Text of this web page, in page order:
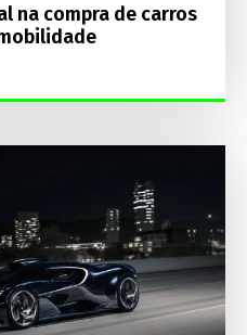
na compra de carros